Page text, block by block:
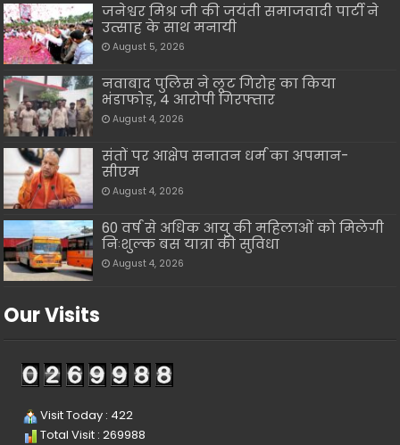
जनेश्वर मिश्र जी की जयंती समाजवादी पार्टी ने
उत्साह के साथ मनायी
August 5, 2026
नवाबाद पुलिस ने लूट गिरोह का किया
भंडाफोड़, 4 आरोपी गिरफ्तार
August 4, 2026
संतों पर आक्षेप सनातन धर्म का अपमान-
सीएम
August 4, 2026
60 वर्ष से अधिक आयु की महिलाओं को मिलेगी
निःशुल्क बस यात्रा की सुविधा
August 4, 2026
Our Visits
Visit Today : 422
Total Visit : 269988